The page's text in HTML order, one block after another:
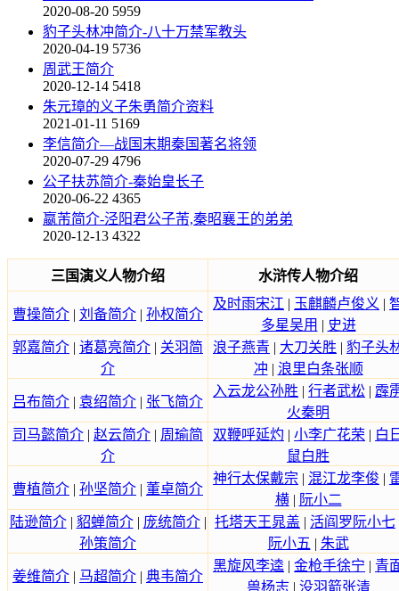
2020-08-20 5959
豹子头林冲简介-八十万禁军教头
2020-04-19 5736
周武王简介
2020-12-14 5418
朱元璋的义子朱勇简介资料
2021-01-11 5169
李信简介—战国末期秦国著名将领
2020-07-29 4796
公子扶苏简介-秦始皇长子
2020-06-22 4365
嬴芾简介-泾阳君公子芾,秦昭襄王的弟弟
2020-12-13 4322
三国演义人物介绍 水浒传人物介绍
曹操简介 | 刘备简介 | 孙权简介
及时雨宋江 | 玉麒麟卢俊义 |
多星吴用 | 史进
郭嘉简介 | 诸葛亮简介 | 关羽简
介
浪子燕青 | 大刀关胜 | 豹子头
冲 | 浪里白条张顺
吕布简介 | 袁绍简介 | 张飞简介
入云龙公孙胜 | 行者武松 | 霹
火秦明
司马懿简介 | 赵云简介 | 周瑜简
介
双鞭呼延灼 | 小李广花荣 | 白
鼠白胜
曹植简介 | 孙坚简介 | 董卓简介
神行太保戴宗 | 混江龙李俊 |
横| 阮小二
陆逊简介| 貂蝉简介| 庞统简介|
孙策简介
托塔天王晁盖 | 活阎罗阮小七
阮小五 | 朱武
姜维简介 | 马超简介 | 典韦简介
黑旋风李逵 | 金枪手徐宁 | 青
兽杨志| 没羽箭张清